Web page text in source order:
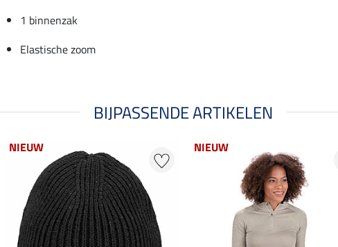
1 binnenzak
Elastische zoom
BIJPASSENDE ARTIKELEN
NIEUW NIEUW